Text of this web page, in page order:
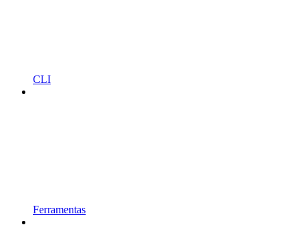
CLI
Ferramentas